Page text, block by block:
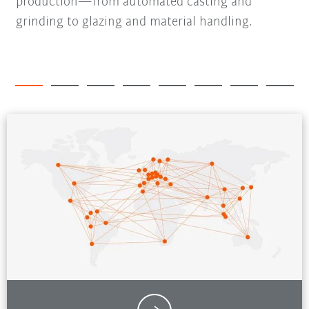
grinding to glazing and material handling.